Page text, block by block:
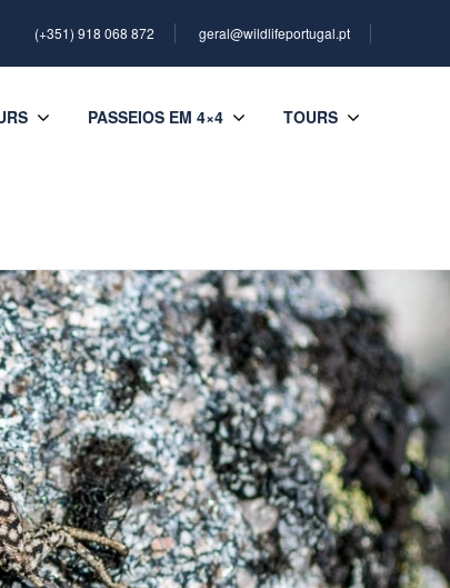
(+351) 918 068 872 geral@wildlifeportugal.pt
PASSEIOS EM 4×4 TOURS